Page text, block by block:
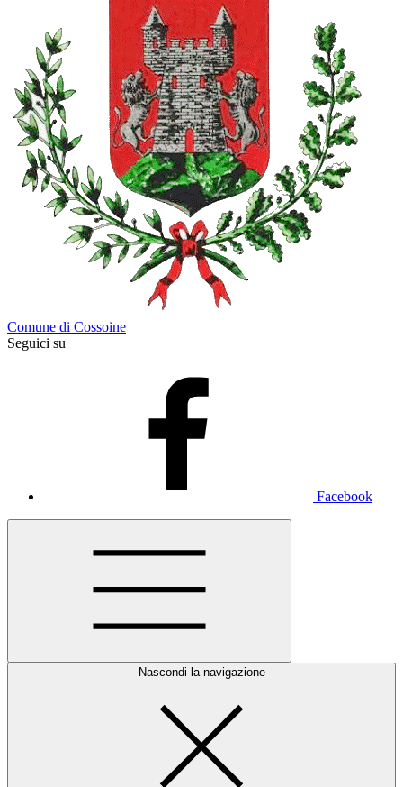
Comune di Cossoine
Seguici su
Facebook
Nascondi la navigazione